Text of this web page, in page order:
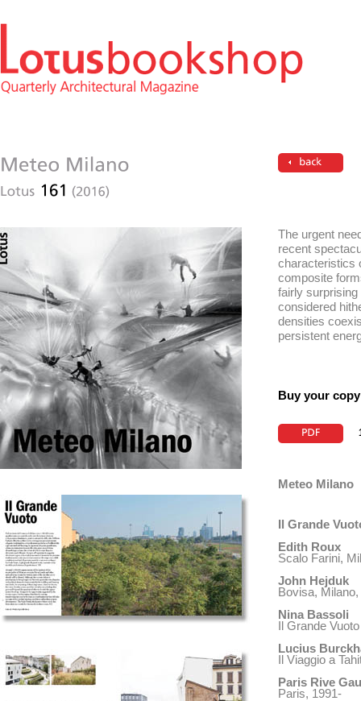
The urgent
recent
characteristics
composite
fairly
considered
densities
persistent
Buy your
Meteo Milano
Il Grande
Edith Roux
Scalo Farini,
John Hejduk
Bovisa, Milano,
Nina Bassoli
Il Grande
Lucius
Il Viaggio a
Paris Rive
Paris, 1991-